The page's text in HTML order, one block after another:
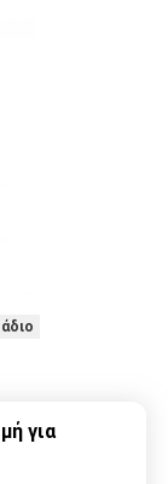
για